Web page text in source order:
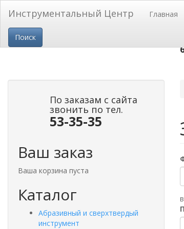
Инструментальный Центр Главная
Поиск
По заказам с сайта
звонить по тел.
53-35-35
Ваш заказ
Ваша корзина пуста
Каталог
Абразивный и сверхтвердый
инструмент